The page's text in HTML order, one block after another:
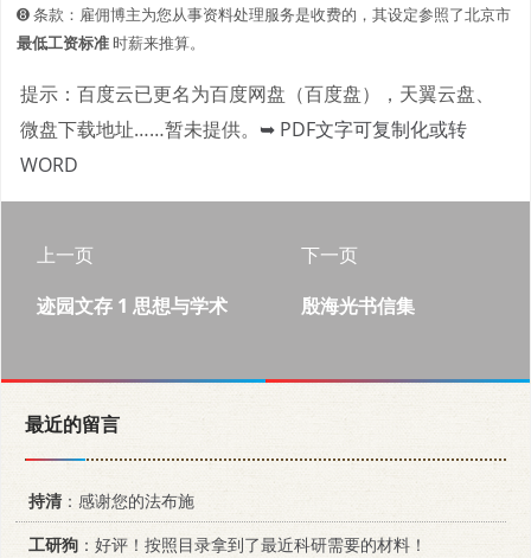
➑ 条款：雇佣博主为您从事资料处理服务是收费的，其设定参照了北京市
最低工资标准时薪来推算。
提示：百度云已更名为百度网盘（百度盘），天翼云盘、
微盘下载地址……暂未提供。 ➥ PDF文字可复制化或转
WORD
上一页
迹园文存 1 思想与学术
下一页
殷海光书信集
最近的留言
持清：感谢您的法布施
工研狗 ：好评！按照目录拿到了最近科研需要的材料！